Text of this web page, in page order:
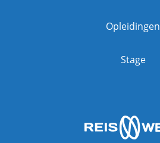
Opleidingen
Stage